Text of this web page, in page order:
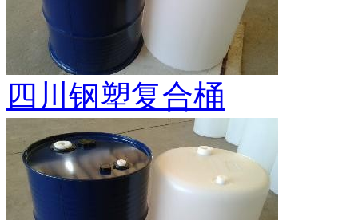
四川钢塑复合桶